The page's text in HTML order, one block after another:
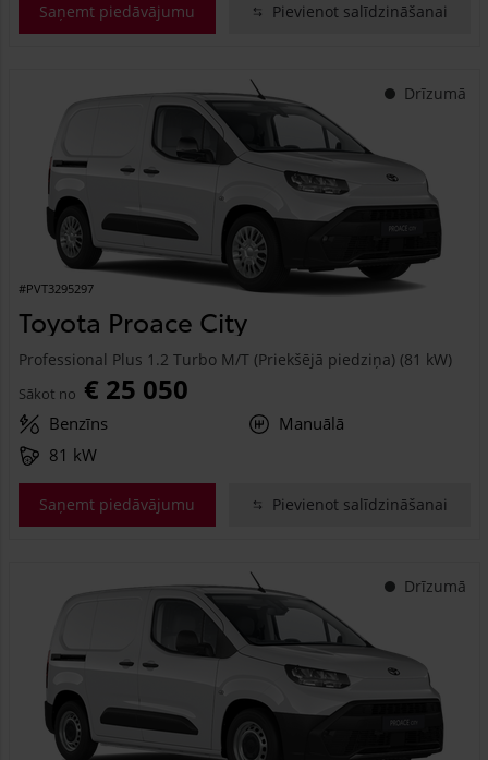
Saņemt piedāvājumu Pievienot salīdzināšanai
Drīzumā
#PVT3295297
Toyota Proace City
Professional Plus 1.2 Turbo M/T (Priekšējā piedziņa) (81 kW)
Sākot no € 25 050
Benzīns
Manuālā
81 kW
Saņemt piedāvājumu Pievienot salīdzināšanai
Drīzumā